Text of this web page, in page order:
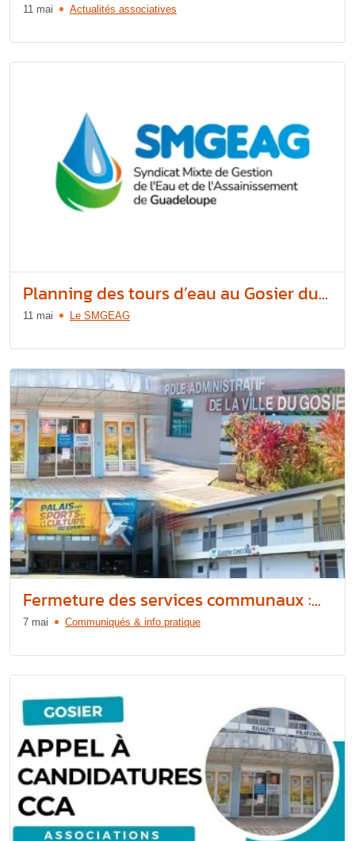
11 mai Actualités associatives
Planning des tours d’eau au Gosier du...
11 mai Le SMGEAG
Fermeture des services communaux :...
7 mai Communiqués & info pratique